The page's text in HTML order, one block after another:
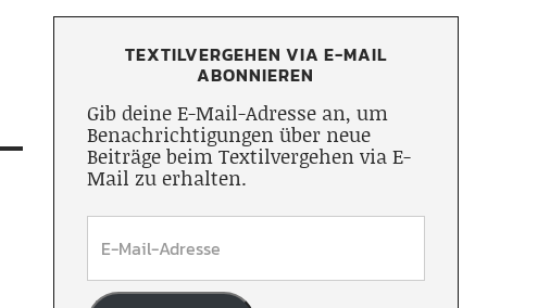
TEXTILVERGEHEN VIA E-MAIL
ABONNIEREN
Gib deine E-Mail-Adresse an, um
Benachrichtigungen über neue
Beiträge beim Textilvergehen via E-
Mail zu erhalten.